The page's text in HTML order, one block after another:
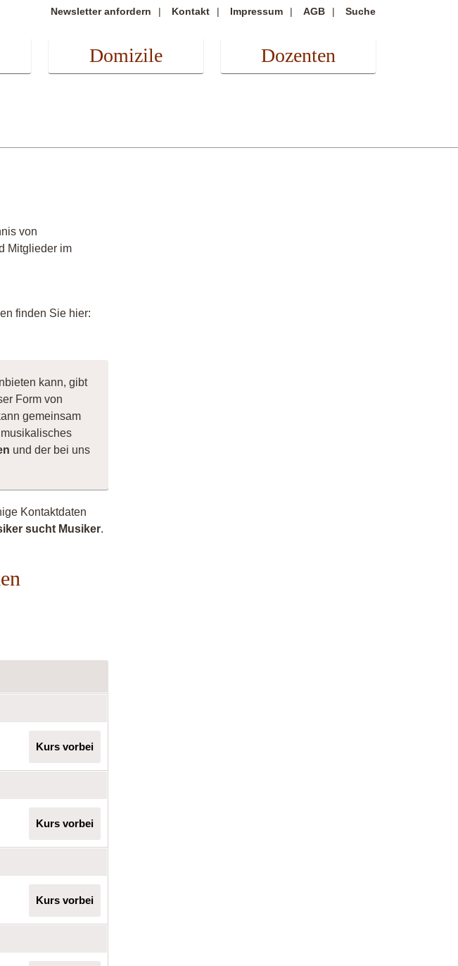
Newsletter anfordern Kontakt Impressum AGB Suche
Domizile Dozenten
von
Mitglieder im
finden Sie hier:
kann, gibt
Form von
gemeinsam
und der bei uns
Kontaktdaten
sucht Musiker.
Kurs vorbei
Kurs vorbei
Kurs vorbei